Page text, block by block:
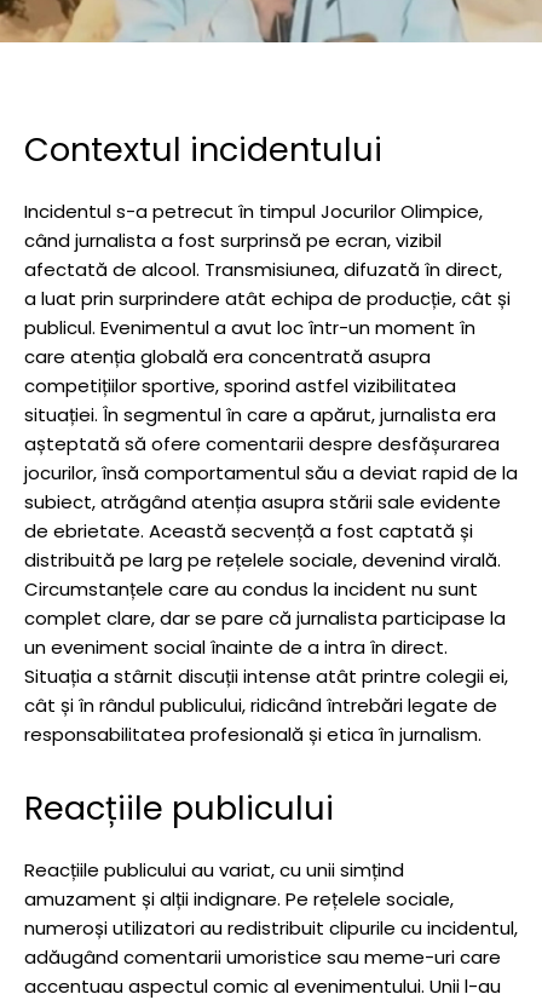
Contextul incidentului
Incidentul s-a petrecut în timpul Jocurilor Olimpice,
când jurnalista a fost surprinsă pe ecran, vizibil
afectată de alcool. Transmisiunea, difuzată în direct,
a luat prin surprindere atât echipa de producție, cât și
publicul. Evenimentul a avut loc într-un moment în
care atenția globală era concentrată asupra
competițiilor sportive, sporind astfel vizibilitatea
situației. În segmentul în care a apărut, jurnalista era
așteptată să ofere comentarii despre desfășurarea
jocurilor, însă comportamentul său a deviat rapid de la
subiect, atrăgând atenția asupra stării sale evidente
de ebrietate. Această secvență a fost captată și
distribuită pe larg pe rețelele sociale, devenind virală.
Circumstanțele care au condus la incident nu sunt
complet clare, dar se pare că jurnalista participase la
un eveniment social înainte de a intra în direct.
Situația a stârnit discuții intense atât printre colegii ei,
cât și în rândul publicului, ridicând întrebări legate de
responsabilitatea profesională și etica în jurnalism.
Reacțiile publicului
Reacțiile publicului au variat, cu unii simțind
amuzament și alții indignare. Pe rețelele sociale,
numeroși utilizatori au redistribuit clipurile cu incidentul,
adăugând comentarii umoristice sau meme-uri care
accentuau aspectul comic al evenimentului. Unii l-au